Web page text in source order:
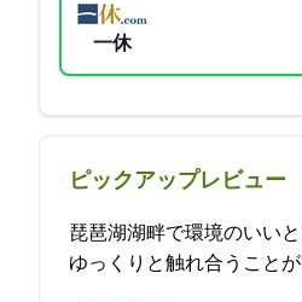
一休
ピックアップレビュー
琵琶湖湖畔で環境のいい
ゆっくりと触れ合うことができます